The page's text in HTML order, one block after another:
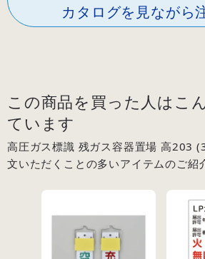
カタログを見ながら
この商品を買った人はこ
ています
高圧ガス標識 残ガス容器置場 高203
文いただくことの多いアイテムのご紹